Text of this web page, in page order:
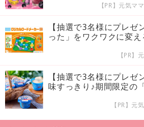
【PR】元気マ
【抽選で3名様にプレゼ
った」をワクワクに変え
【PR】
【抽選で3名様にプレゼ
味すっきり♪期間限定の
【PR】元